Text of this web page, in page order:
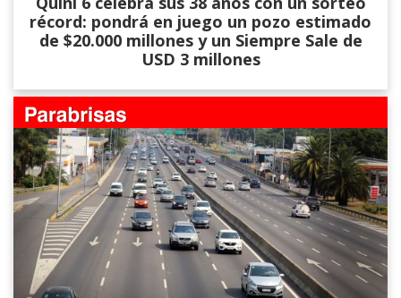
récord: pondrá en juego un pozo estimado
de $20.000 millones y un Siempre Sale de
USD 3 millones